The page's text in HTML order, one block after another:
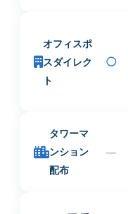
オフィスポ
スダイレク
ト
◯
タワーマ
ンション
配布
—